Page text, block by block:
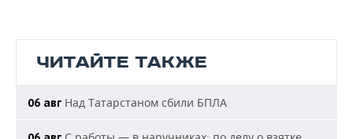
ЧИТАЙТЕ ТАКЖЕ
06 авг Над Татарстаном сбили БПЛА